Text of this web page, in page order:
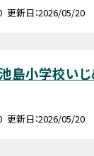
更新日 2026/05/20
小学校いじ
更新日 2026/05/20